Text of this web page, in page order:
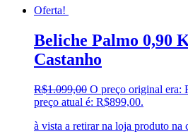
Oferta!
Beliche Palmo 0,90
Castanho
R$1.099,00 O preço original era:
preço atual é: R$899,00.
à vista a retirar na loja produto na